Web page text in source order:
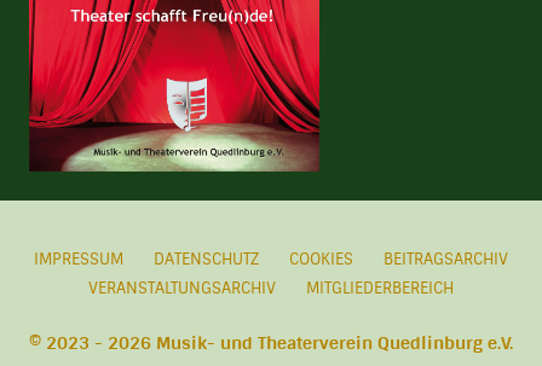
IMPRESSUM DATENSCHUTZ COOKIES
BEITRAGSARCHIV
VERANSTALTUNGSARCHIV
MITGLIEDERBEREICH
© 2023 - 2026 Musik- und Theaterverein Quedlinburg e.V.